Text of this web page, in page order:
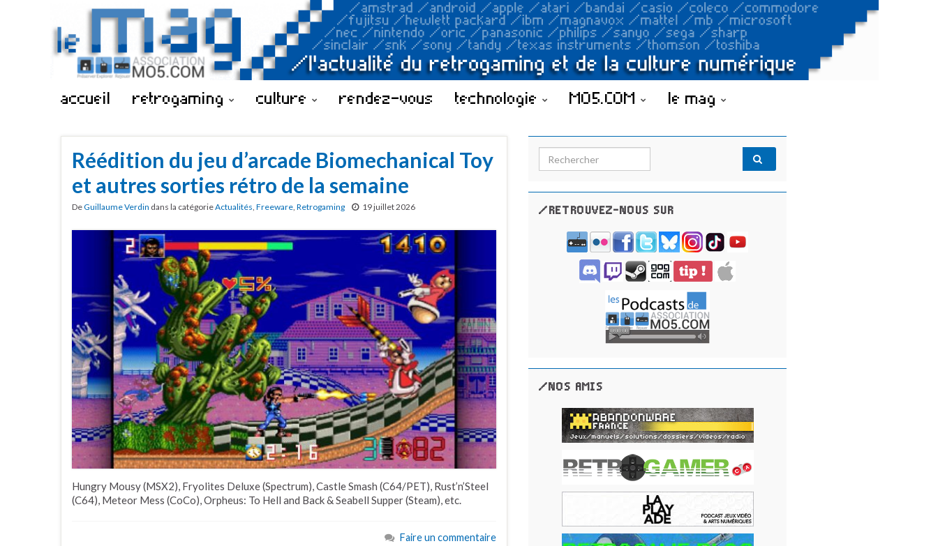
accueil retrogaming culture rendez-vous technologie MO5.COM le mag
Réédition du jeu d’arcade Biomechanical Toy
et autres sorties rétro de la semaine
DeGuillaume Verdin dans la catégorieActualités, Freeware, Retrogaming 19 juillet 2026
Hungry Mousy (MSX2), Fryolites Deluxe (Spectrum), Castle Smash (C64/PET), Rust’n’Steel
(C64), Meteor Mess (CoCo), Orpheus: To Hell and Back & Seabell Supper (Steam), etc.
Faire un commentaire
Search for:
/RETROUVEZ-NOUS SUR
/NOS AMIS